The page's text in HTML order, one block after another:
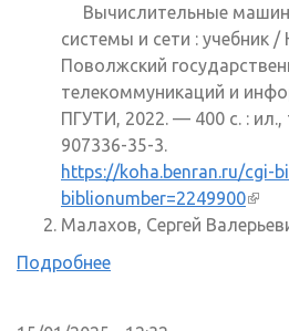
Вычислительные
системы и сети : учебник
Поволжский
телекоммуникаций и
ПГУТИ, 2022. — 400 с. :
907336-35-3.
https://koha.benran.ru/cgi-
biblionumber=2249900
Малахов, Сергей
Подробнее